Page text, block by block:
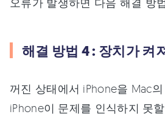
해결 방법 4 : 장치가 켜
꺼진 상태에서 iPhone을 Mac
iPhone이 문제를 인식하지 못